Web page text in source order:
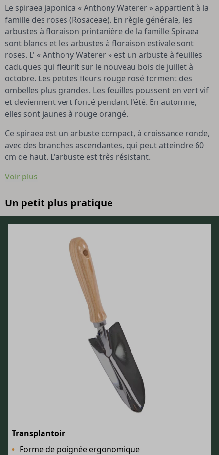
Le spiraea japonica « Anthony Waterer » appartient à la
famille des roses (Rosaceae). En règle générale, les
arbustes à floraison printanière de la famille Spiraea
sont blancs et les arbustes à floraison estivale sont
roses. L' « Anthony Waterer » est un arbuste à feuilles
caduques qui fleurit sur le nouveau bois de juillet à
octobre. Les petites fleurs rouge rosé forment des
ombelles plus grandes. Les feuilles poussent en vert vif
et deviennent vert foncé pendant l'été. En automne,
elles sont jaunes à rouge orangé.
Ce spiraea est un arbuste compact, à croissance ronde,
avec des branches ascendantes, qui peut atteindre 60
cm de haut. L'arbuste est très résistant.
Voir plus
Un petit plus pratique
Transplantoir
Forme de poignée ergonomique